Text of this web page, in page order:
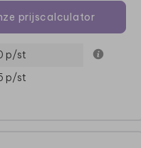
prijscalculator
p/st
p/st